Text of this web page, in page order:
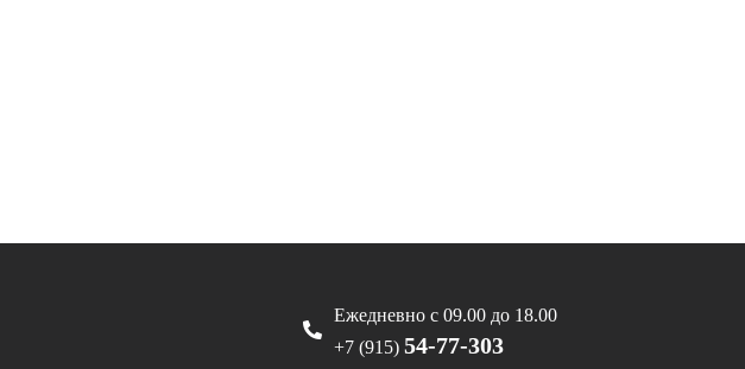
Ежедневно с 09.00 до 18.00
+7 (915) 54-77-303